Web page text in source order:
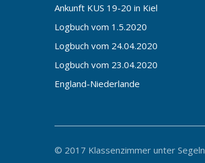
Ankunft KUS 19-20 in Kiel
Logbuch vom 1.5.2020
Logbuch vom 24.04.2020
Logbuch vom 23.04.2020
England-Niederlande
© 2017 Klassenzimmer unter Segeln